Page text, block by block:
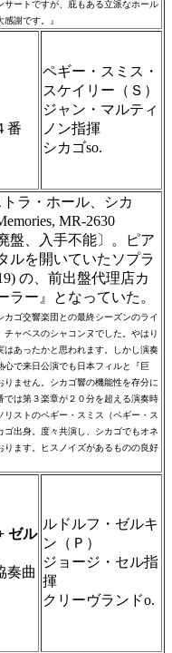
ートですが、庇もある立派なホール
謝です。』
番
ペギー・スミス・
スケイリー（Ｓ）
ジャン・マルティ
ノン指揮
シカゴso.
ラ・ホール、シカ
MR-2630
盤、入手不能〕。ピア
ルを開いていたソプラ
の、前出盤代理店カ
ー』となっていた。
カゴ交響楽団との最終シーズンのライ
ャベスのシャコンヌでした。やはり
あったかと思われます。しかし演奏
で来日公演でも日本フィルと『巨
ません。シカゴ響の機能性を存分に
は第３楽章が２０分を超える演奏時
ストのペギー・スミス（ペギー・ス
出身。度々共演し、シカゴでもオネ
ます。ヒスノイズがあるものの良好
ゼル
奏曲
ルドルフ・ゼルキ
ン（Ｐ）
ジョージ・セル指
揮
クリーヴランドo.